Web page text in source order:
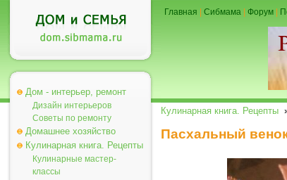
Дом - интерьер, ремонт
Дизайн интерьеров
Советы по ремонту
Домашнее хозяйство
Кулинарная книга. Рецепты
Кулинарные мастер-
классы
Главная Сибмама Форум
Кулинарная книга. Рецепты
Пасхальный